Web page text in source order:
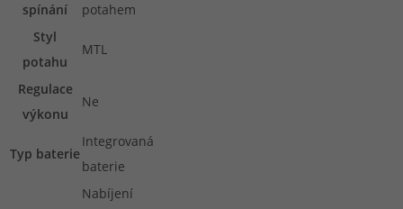
spínání
potahem
Styl
potahu
MTL
Regulace
výkonu
Ne
Typ baterie
Integrovaná
baterie
Nabíjení